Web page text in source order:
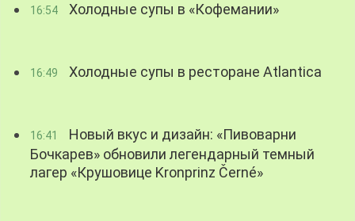
16:54 Холодные супы в «Кофемании»
16:49 Холодные супы в ресторане Atlantica
16:41
Новый вкус и дизайн: «Пивоварни
Бочкарев» обновили легендарный темный
лагер «Крушовице Kronprinz Černé»